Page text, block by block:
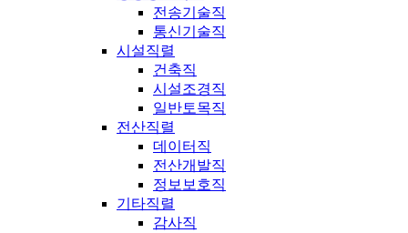
전송기술직
통신기술직
시설직렬
건축직
시설조경직
일반토목직
전산직렬
데이터직
전산개발직
정보보호직
기타직렬
감사직